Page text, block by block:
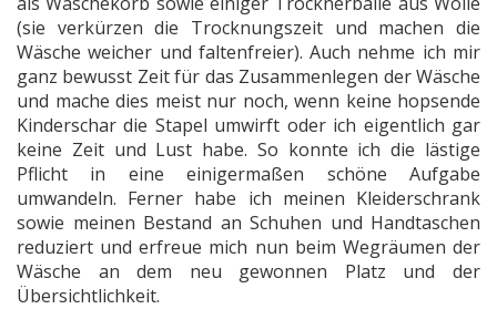
(sie verkürzen die Trocknungszeit und machen die
Wäsche weicher und faltenfreier). Auch nehme ich mir
ganz bewusst Zeit für das Zusammenlegen der Wäsche
und mache dies meist nur noch, wenn keine hopsende
Kinderschar die Stapel umwirft oder ich eigentlich gar
keine Zeit und Lust habe. So konnte ich die lästige
Pflicht in eine einigermaßen schöne Aufgabe
umwandeln. Ferner habe ich meinen Kleiderschrank
sowie meinen Bestand an Schuhen und Handtaschen
reduziert und erfreue mich nun beim Wegräumen der
Wäsche an dem neu gewonnen Platz und der
Übersichtlichkeit.